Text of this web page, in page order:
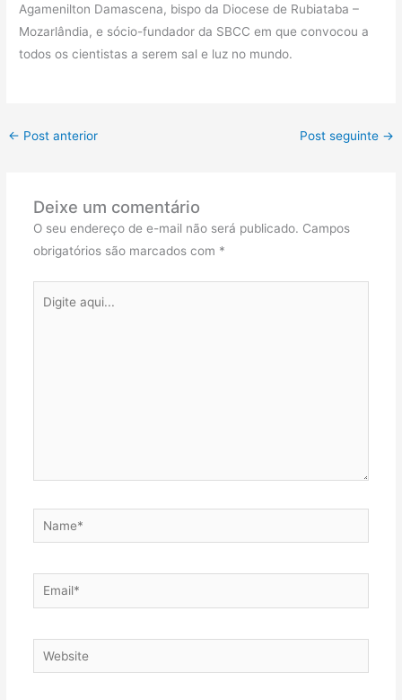
Agamenilton Damascena, bispo da Diocese de Rubiataba –
Mozarlândia, e sócio-fundador da SBCC em que convocou a
todos os cientistas a serem sal e luz no mundo.
← Post anterior Post seguinte →
Deixe um comentário
O seu endereço de e-mail não será publicado. Campos
obrigatórios são marcados com *
aqui...
Name*
Email*
Website